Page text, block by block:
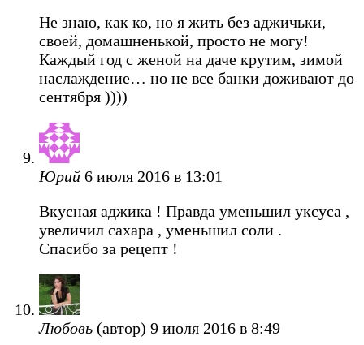
Не знаю, как ко, но я жить без аджичьки,
своей, домашненькой, просто не могу!
Каждый год с женой на даче крутим, зимой
наслаждение… но не все банки доживают до
сентября ))))
Юрий 6 июля 2016 в 13:01
Вкусная аджика ! Правда уменьшил уксуса ,
увеличил сахара , уменьшил соли .
Спасибо за рецепт !
Любовь (автор) 9 июля 2016 в 8:49